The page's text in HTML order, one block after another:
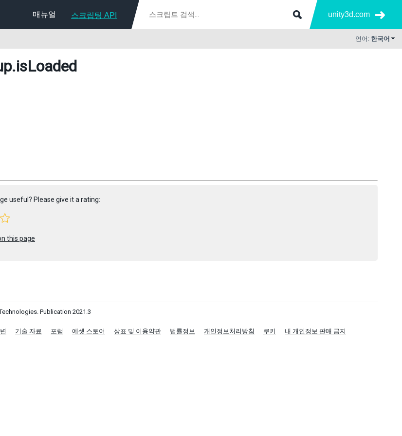
매뉴얼 스크립팅 API unity3d.com
언어: 한국어
.isLoaded
useful? Please give it a rating:
this page
Publication 2021.3
기술 자료 포럼 에셋 스토어 상표 및 이용약관 법률정보 개인정보처리방침 쿠키 내 개인정보 판매 금지